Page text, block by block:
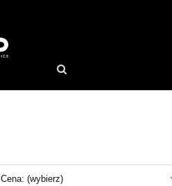
Cena: (wybierz)